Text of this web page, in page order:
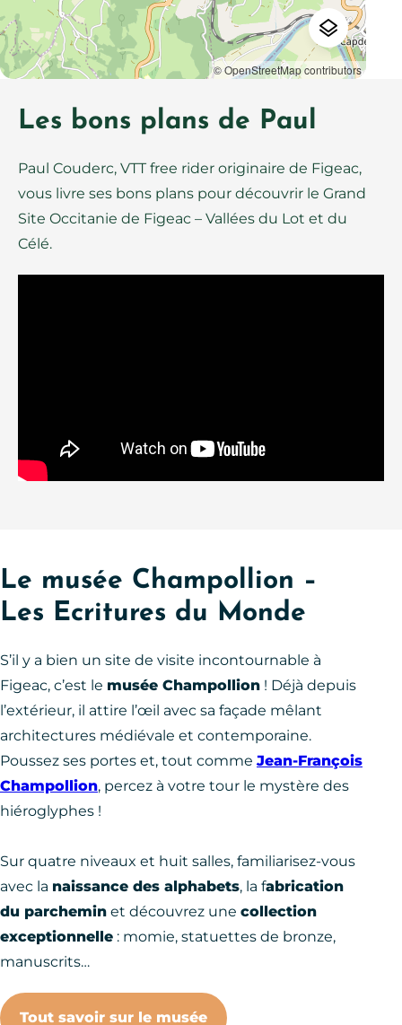
© OpenStreetMap contributors
Les bons plans de Paul
Paul Couderc, VTT free rider originaire de Figeac,
vous livre ses bons plans pour découvrir le Grand
Site Occitanie de Figeac – Vallées du Lot et du
Célé.
Le musée Champollion –
Les Ecritures du Monde
S’il y a bien un site de visite incontournable à
Figeac, c’est le musée Champollion ! Déjà depuis
l’extérieur, il attire l’œil avec sa façade mêlant
architectures médiévale et contemporaine.
Poussez ses portes et, tout commeJean-François
Champollion, percez à votre tour le mystère des
hiéroglyphes !
Sur quatre niveaux et huit salles, familiarisez-vous
avec la naissance des alphabets, la fabrication
du parchemin et découvrez une collection
exceptionnelle : momie, statuettes de bronze,
manuscrits…
Tout savoir sur le musée